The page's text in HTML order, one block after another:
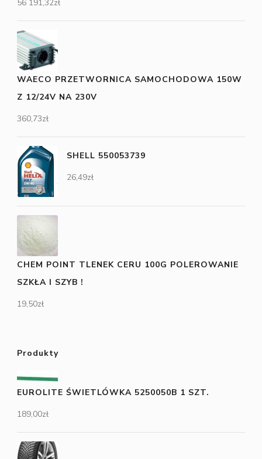
56 191,32zł
WAECO PRZETWORNICA SAMOCHODOWA 150W
Z 12/24V NA 230V
360,73zł
SHELL 550053739
26,49zł
CHEM POINT TLENEK CERU 100G POLEROWANIE
SZKŁA I SZYB !
19,50zł
Produkty
EUROLITE ŚWIETLÓWKA 5250050B 1 SZT.
189,00zł